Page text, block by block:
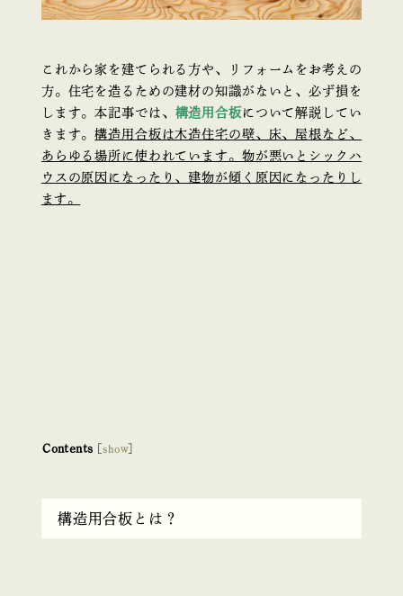
これから家を建てられる方や、リフォームをお考えの
方。住宅を造るための建材の知識がないと、必ず損を
します。本記事では、 構造用合板 について解説してい
きます。構造用合板は木造住宅の壁、床、屋根など、
あらゆる場所に使われています。物が悪いとシックハ
ウスの原因になったり、建物が傾く原因になったりし
ます。
Contents [show]
構造用合板とは？